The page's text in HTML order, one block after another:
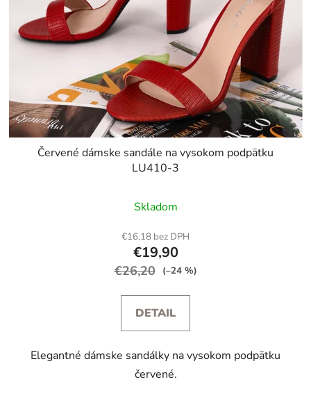
Červené dámske sandále na vysokom podpätku
LU410-3
Skladom
€16,18 bez DPH
€19,90
€26,20 (–24 %)
DETAIL
Elegantné dámske sandálky na vysokom podpätku
červené.